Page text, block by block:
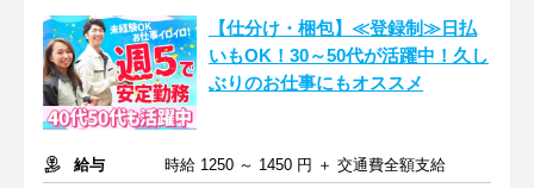
【仕分け・梱包】≪登録制≫日払
いもOK！30～50代が活躍中！久し
ぶりのお仕事にもオススメ
給与 時給 1250 ～ 1450 円 ＋ 交通費全額支給